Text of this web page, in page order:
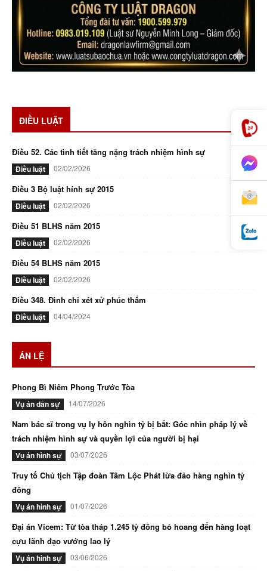
ĐIỀU LUẬT
Điều 52. Các tình tiết tăng nặng trách nhiệm hình sự
Điều luật 02/02/2026
Điều 3 Bộ luật hính sự 2015
Điều luật 02/02/2026
Điều 51 BLHS năm 2015
Điều luật 02/02/2026
Điều 54 BLHS năm 2015
Điều luật 02/02/2026
Điều 348. Đình chỉ xét xử phúc thẩm
Điều luật 04/04/2024
ÁN LỆ
Phong Bì Niêm Phong Trước Tòa
Vụ án dân sự 14/07/2026
Nam bác sĩ trong vụ ly hôn nghìn tỷ bị bắt: Góc nhìn pháp lý về
trách nhiệm hình sự và quyền lợi của người bị hại
Vụ án hình sự 03/07/2026
Truy tố Chủ tịch Tập đoàn Tâm Lộc Phát lừa đảo hàng nghìn tỷ
đồng
Vụ án hình sự 01/07/2026
Đại án Vicem: Từ tòa tháp 1.245 tỷ đồng bỏ hoang đến hàng loạt
cựu lãnh đạo vướng lao lý
Vụ án hình sự 03/06/2026